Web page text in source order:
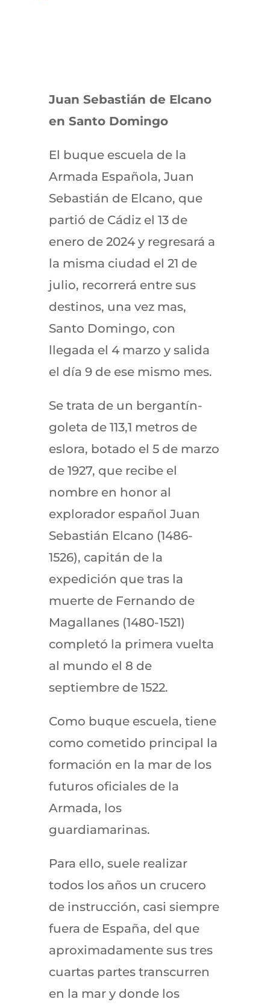
Juan Sebastián de Elcano
en Santo Domingo
El buque escuela de la
Armada Española, Juan
Sebastián de Elcano, que
partió de Cádiz el 13 de
enero de 2024 y regresará a
la misma ciudad el 21 de
julio, recorrerá entre sus
destinos, una vez mas,
Santo Domingo, con
llegada el 4 marzo y salida
el día 9 de ese mismo mes.
Se trata de un bergantín-
goleta de 113,1 metros de
eslora, botado el 5 de marzo
de 1927, que recibe el
nombre en honor al
explorador español Juan
Sebastián Elcano (1486-
1526), capitán de la
expedición que tras la
muerte de Fernando de
Magallanes (1480-1521)
completó la primera vuelta
al mundo el 8 de
septiembre de 1522.
Como buque escuela, tiene
como cometido principal la
formación en la mar de los
futuros oficiales de la
Armada, los
guardiamarinas.
Para ello, suele realizar
todos los años un crucero
de instrucción, casi siempre
fuera de España, del que
aproximadamente sus tres
cuartas partes transcurren
en la mar y donde los